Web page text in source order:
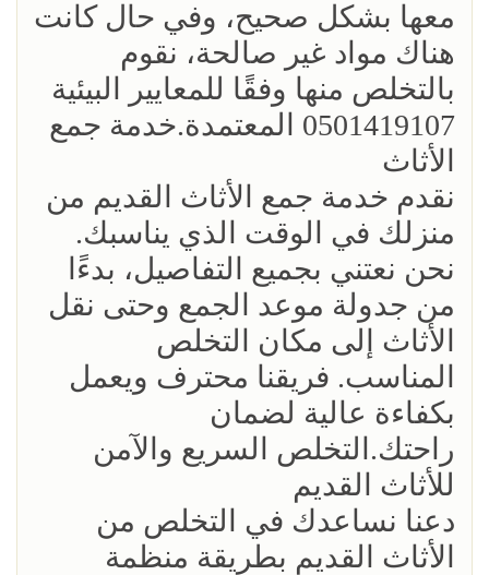
معها بشكل صحيح، وفي حال كانت
هناك مواد غير صالحة، نقوم
بالتخلص منها وفقًا للمعايير البيئية
0501419107 المعتمدة.خدمة جمع
الأثاث
نقدم خدمة جمع الأثاث القديم من
منزلك في الوقت الذي يناسبك.
نحن نعتني بجميع التفاصيل، بدءًا
من جدولة موعد الجمع وحتى نقل
الأثاث إلى مكان التخلص
المناسب. فريقنا محترف ويعمل
بكفاءة عالية لضمان
راحتك.التخلص السريع والآمن
للأثاث القديم
دعنا نساعدك في التخلص من
الأثاث القديم بطريقة منظمة